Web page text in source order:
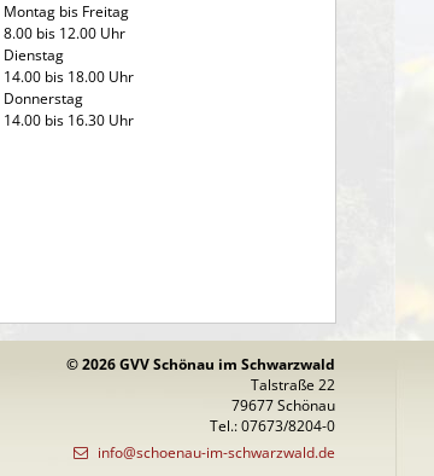
Montag bis Freitag
8.00 bis 12.00 Uhr
Dienstag
14.00 bis 18.00 Uhr
Donnerstag
14.00 bis 16.30 Uhr
© 2026 GVV Schönau im Schwarzwald
Talstraße 22
79677 Schönau
Tel.: 07673/8204-0
info@schoenau-im-schwarzwald.de